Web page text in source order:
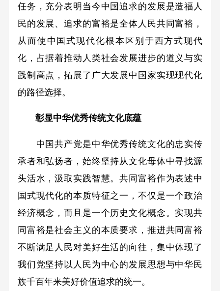
任务，充分表明当今中国追求的发展是造福人
民的发展、追求的富裕是全体人民共同富裕，
从而使中国式现代化根本区别于西方式现代
化，占据着推动人类社会发展进步的道义与实
践制高点，拓展了广大发展中国家实现现代化
的路径选择。
彰显中华优秀传统文化底蕴
中国共产党是中华优秀传统文化的忠实传
承者和弘扬者，始终坚持从文化母体中寻找源
头活水，汲取实践智慧。共同富裕作为表述中
国式现代化的本质特征之一，不仅是一个政治
经济概念，而且是一个历史文化概念。实现共
同富裕是社会主义的本质要求，推进共同富裕
不断满足人民对美好生活的向往，集中体现了
我们党坚持以人民为中心的发展思想与中华民
族千百年来美好价值追求的统一。